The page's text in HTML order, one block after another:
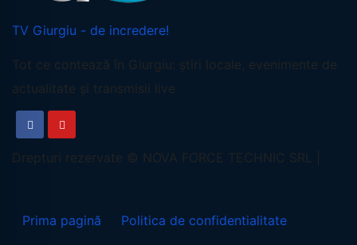
TV Giurgiu - de incredere!
Tot ce contează în Giurgiu: știri locale, evenimente de
actualitate și transmisii live
Prima pagină Politica de confidentialitate